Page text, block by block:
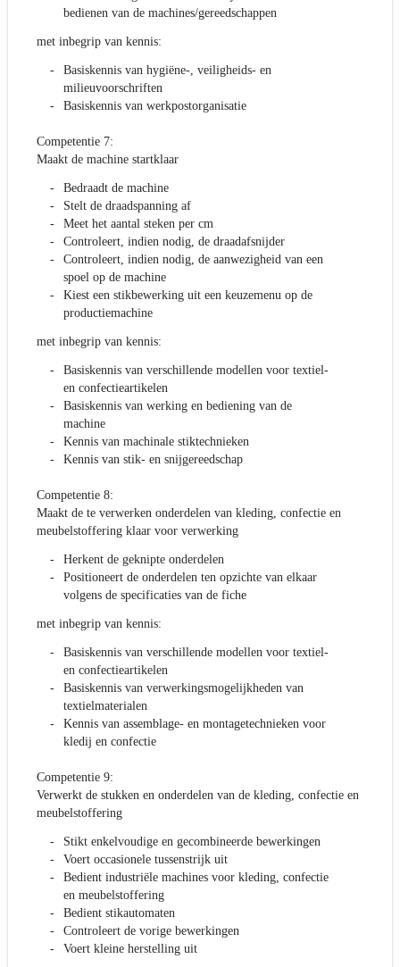
bedienen van de machines/gereedschappen
met inbegrip van kennis:
Basiskennis van hygiëne-, veiligheids- en
milieuvoorschriften
Basiskennis van werkpostorganisatie
Competentie 7:
Maakt de machine startklaar
Bedraadt de machine
Stelt de draadspanning af
Meet het aantal steken per cm
Controleert, indien nodig, de draadafsnijder
Controleert, indien nodig, de aanwezigheid van een
spoel op de machine
Kiest een stikbewerking uit een keuzemenu op de
productiemachine
met inbegrip van kennis:
Basiskennis van verschillende modellen voor textiel-
en confectieartikelen
Basiskennis van werking en bediening van de
machine
Kennis van machinale stiktechnieken
Kennis van stik- en snijgereedschap
Competentie 8:
Maakt de te verwerken onderdelen van kleding, confectie en
meubelstoffering klaar voor verwerking
Herkent de geknipte onderdelen
Positioneert de onderdelen ten opzichte van elkaar
volgens de specificaties van de fiche
met inbegrip van kennis:
Basiskennis van verschillende modellen voor textiel-
en confectieartikelen
Basiskennis van verwerkingsmogelijkheden van
textielmaterialen
Kennis van assemblage- en montagetechnieken voor
kledij en confectie
Competentie 9:
Verwerkt de stukken en onderdelen van de kleding, confectie en
meubelstoffering
Stikt enkelvoudige en gecombineerde bewerkingen
Voert occasionele tussenstrijk uit
Bedient industriële machines voor kleding, confectie
en meubelstoffering
Bedient stikautomaten
Controleert de vorige bewerkingen
Voert kleine herstelling uit